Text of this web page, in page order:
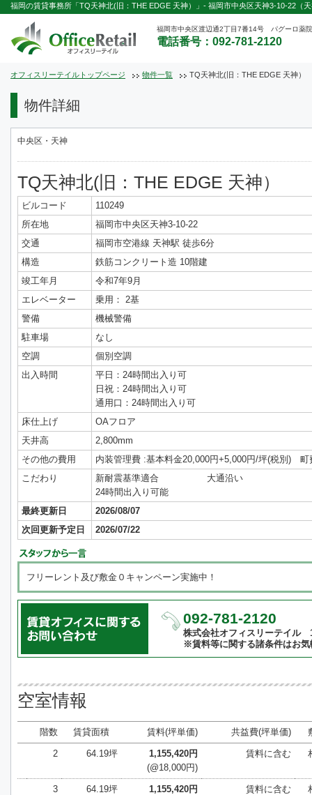
福岡の賃貸事務所「TQ天神北(旧：THE EDGE 天神）」- 福岡市中央区天神3-10-22（
福岡市中央区渡辺通2丁目7番14号 パグーロ薬
電話番号：092-781-2120
オフィスリーテイルトップページ 物件一覧 TQ天神北(旧：THE EDGE 天神）
物件詳細
中央区・天神
TQ天神北(旧：THE EDGE 天神）
ビルコード
110249
所在地
福岡市中央区天神3-10-22
交通
福岡市空港線 天神駅 徒歩6分
構造
鉄筋コンクリート造 10階建
竣工年月
令和7年9月
エレベーター
乗用： 2基
警備
機械警備
駐車場
なし
空調
個別空調
出入時間
平日：24時間出入り可
日祝：24時間出入り可
通用口：24時間出入り可
床仕上げ
OAフロア
天井高
2,800mm
その他の費用
内装管理費 :基本料金20,000円+5,000円/坪(税別) 町
こだわり
新耐震基準適合
大通沿い
24時間出入り可能
最終更新日
2026/08/07
次回更新予定日
2026/07/22
フリーレント及び敷金０キャンペーン実施中！
092-781-2120
株式会社オフィスリーテイル
※賃料等に関する諸条件はお
空室情報
階数 賃貸面積 賃料(坪単価) 共益費(坪単価)
2 64.19坪
1,155,420円
(@18,000円)
賃料に含む
3 64.19坪
1,155,420円
賃料に含む